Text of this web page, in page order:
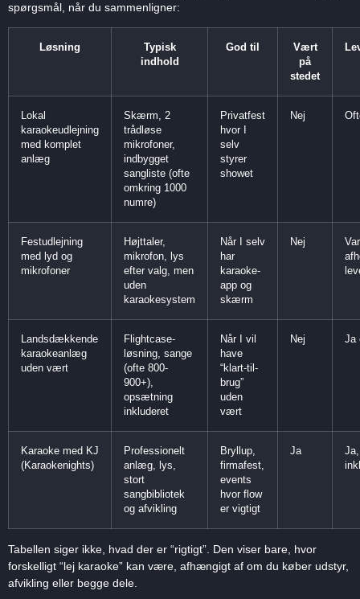
spørgsmål, når du sammenligner:
Løsning
Typisk
indhold
God til
Vært
på
stedet
Lokal
karaokeudlejning
med komplet
anlæg
Skærm, 2
trådløse
mikrofoner,
indbygget
sangliste (ofte
omkring 1000
numre)
Privatfest
hvor I
selv
styrer
showet
Nej
Festudlejning
med lyd og
mikrofoner
Højttaler,
mikrofon, lys
efter valg, men
uden
karaokesystem
Når I selv
har
karaoke-
app og
skærm
Nej
Landsdækkende
karaokeanlæg
uden vært
Flightcase-
løsning, sange
(ofte 800-
900+),
opsætning
inkluderet
Når I vil
have
“klart-til-
brug”
uden
vært
Nej Ja
Karaoke med KJ
(Karaokenights)
Professionelt
anlæg, lys,
stort
sangbibliotek
og afvikling
Bryllup,
firmafest,
events
hvor flow
er vigtigt
Ja
Tabellen siger ikke, hvad der er “rigtigt”. Den viser bare, hvor
forskelligt “lej karaoke” kan være, afhængigt af om du køber udstyr,
afvikling eller begge dele.